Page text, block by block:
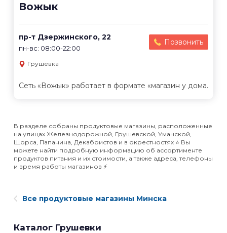
Вожык
пр-т Дзержинского, 22
пн-вс: 08:00-22:00
Позвонить
Грушевка
Сеть «Вожык» работает в формате «магазин у дома.
В разделе собраны продуктовые магазины, расположенные
на улицах Железнодорожной, Грушевской, Уманской,
Щорса, Папанина, Декабристов и в окрестностях ⭐️ Вы
можете найти подробную информацию об ассортименте
продуктов питания и их стоимости, а также адреса, телефоны
и время работы магазинов ⚡️
Все продуктовые магазины Минска
Каталог Грушевки